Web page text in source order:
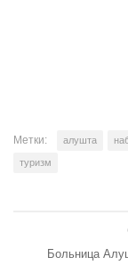
Метки: алушта
туризм
Больница